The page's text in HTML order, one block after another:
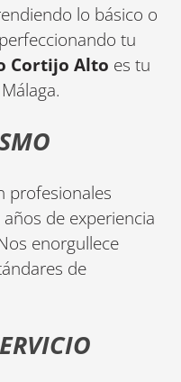
lo básico o
tu
Cortijo Alto es tu
profesionales
de experiencia
enorgullece
de